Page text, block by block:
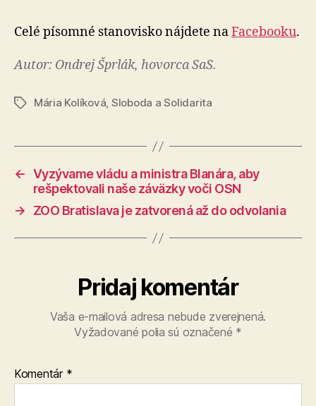
Celé písomné stanovisko nájdete naFacebooku.
Autor: Ondrej Šprlák, hovorca SaS.
ZnačkyMária Kolíková, Sloboda a Solidarita
← Vyzývame vládu a ministra Blanára, aby
rešpektovali naše záväzky voči OSN
→
ZOO Bratislava je zatvorená až do odvolania
Pridaj komentár
Vaša e-mailová adresa nebude zverejnená.
Vyžadované polia sú označené *
Komentár *